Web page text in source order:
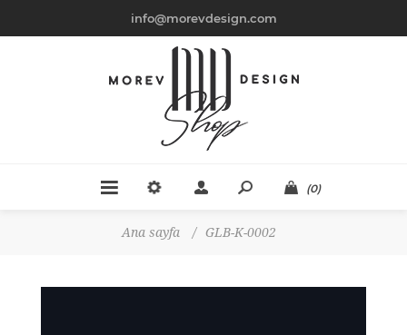
info@morevdesign.com
(0)
Ana sayfa / GLB-K-0002